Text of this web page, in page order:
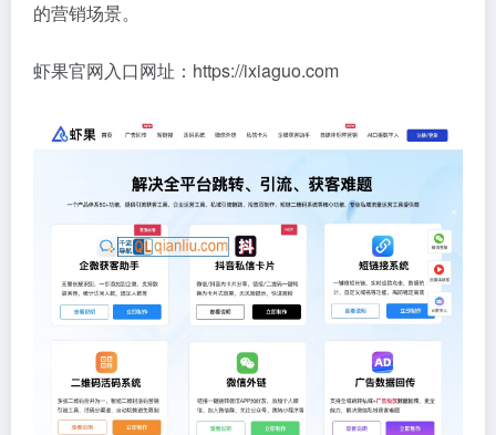
的营销场景。
虾果官网入口网址：https://ixiaguo.com